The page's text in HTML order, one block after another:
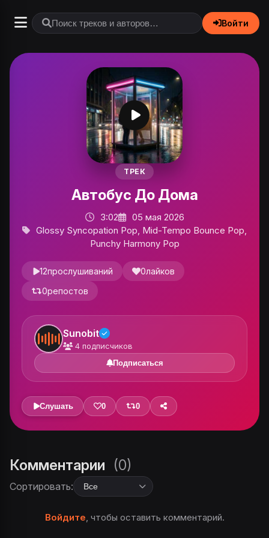
Войти
ТРЕК
Автобус До Дома
3:02
05 мая 2026
Glossy Syncopation Pop, Mid-Tempo Bounce Pop,
Punchy Harmony Pop
12прослушиваний 0лайков
0репостов
Sunobit
4 подписчиков
Подписаться
Слушать 0 0
Комментарии (0)
Сортировать:
Войдите, чтобы оставить комментарий.